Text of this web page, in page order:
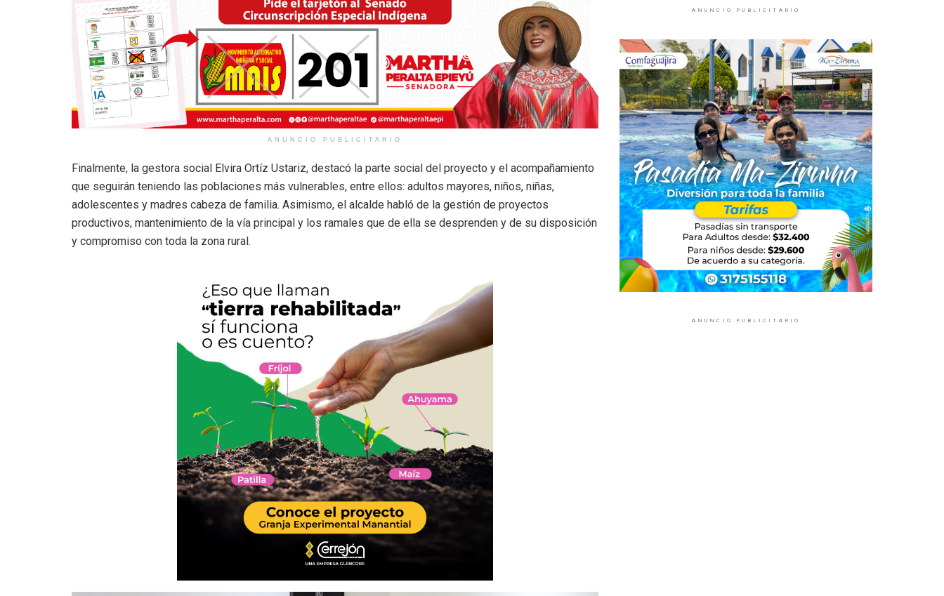
ANUNCIO PUBLICITARIO
Finalmente, la gestora social Elvira Ortíz Ustariz, destacó la parte social del proyecto y el acompañamiento
que seguirán teniendo las poblaciones más vulnerables, entre ellos: adultos mayores, niños, niñas,
adolescentes y madres cabeza de familia. Asimismo, el alcalde habló de la gestión de proyectos
productivos, mantenimiento de la vía principal y los ramales que de ella se desprenden y de su disposición
y compromiso con toda la zona rural.
ANUNCIO PUBLICITARIO
ANUNCIO PUBLICITARIO